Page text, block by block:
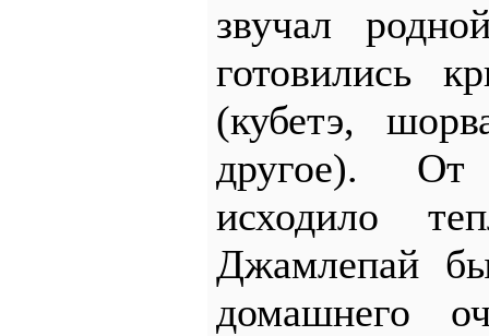
звучал
готовились
(кубетэ,
другое). От
исходило
Джамлепай
домашнего